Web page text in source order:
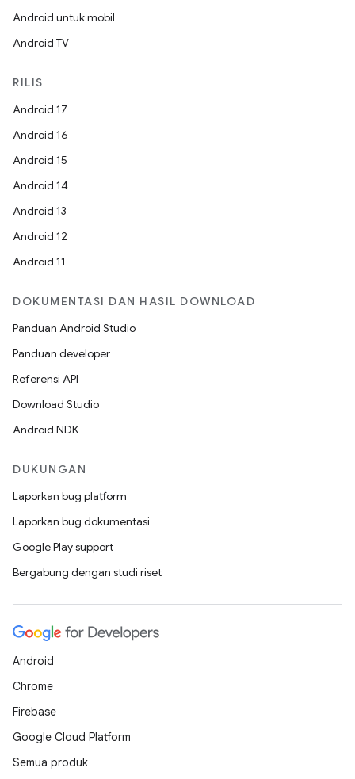
Android untuk mobil
Android TV
RILIS
Android 17
Android 16
Android 15
Android 14
Android 13
Android 12
Android 11
DOKUMENTASI DAN HASIL DOWNLOAD
Panduan Android Studio
Panduan developer
Referensi API
Download Studio
Android NDK
DUKUNGAN
Laporkan bug platform
Laporkan bug dokumentasi
Google Play support
Bergabung dengan studi riset
Android
Chrome
Firebase
Google Cloud Platform
Semua produk